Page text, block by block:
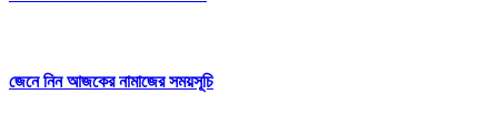
জেনে নিন আজকের নামাজের সময়সূচি